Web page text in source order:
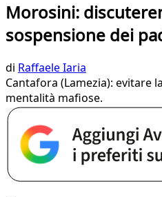
Morosini:
sospensione dei
di Raffaele Iaria
Cantafora (Lamezia): evitare
mentalità mafiose.